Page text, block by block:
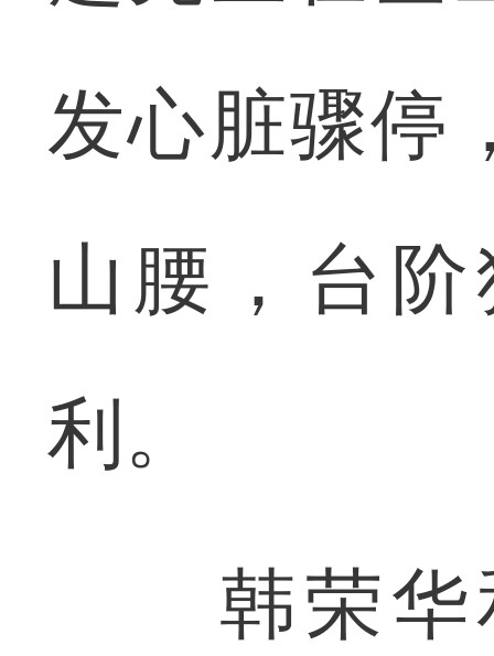
发心脏骤停
山腰，台
利。
韩荣华和